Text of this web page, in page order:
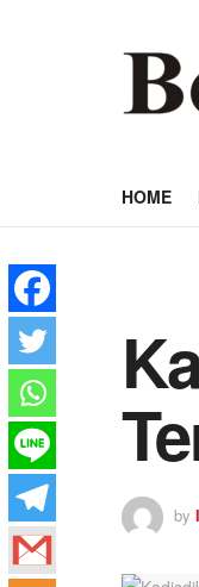
HOME
by